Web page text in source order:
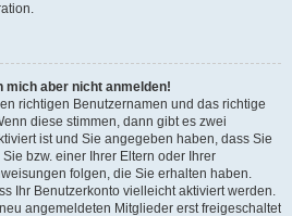
mich aber nicht anmelden!
richtigen Benutzernamen und das richtige
diese stimmen, dann gibt es zwei
ist und Sie angegeben haben, dass Sie
bzw. einer Ihrer Eltern oder Ihrer
folgen, die Sie erhalten haben.
Ihr Benutzerkonto vielleicht aktiviert werden.
angemeldeten Mitglieder erst freigeschaltet